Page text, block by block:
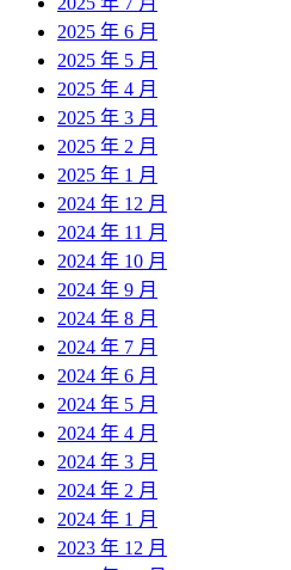
2025 年 6 月
2025 年 5 月
2025 年 4 月
2025 年 3 月
2025 年 2 月
2025 年 1 月
2024 年 12 月
2024 年 11 月
2024 年 10 月
2024 年 9 月
2024 年 8 月
2024 年 7 月
2024 年 6 月
2024 年 5 月
2024 年 4 月
2024 年 3 月
2024 年 2 月
2024 年 1 月
2023 年 12 月